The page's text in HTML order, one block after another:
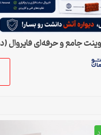
جامع و حرفه‌ای فایروال